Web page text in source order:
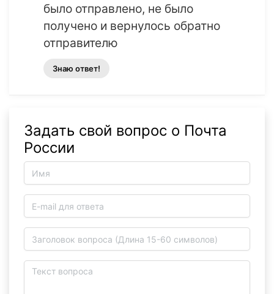
было отправлено, не было
получено и вернулось обратно
отправителю
Знаю ответ!
Задать свой вопрос о Почта
России